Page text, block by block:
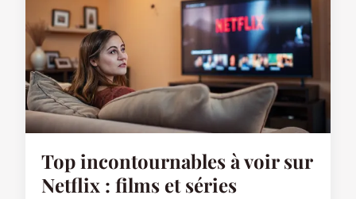
Top incontournables à voir sur
Netflix : films et séries